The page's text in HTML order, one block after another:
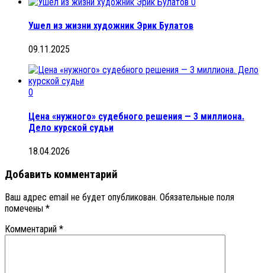
Ушел из жизни художник Эрик Булатов
09.11.2025
0
Цена «нужного» судебного решения — 3 миллиона.
Дело курской судьи
18.04.2026
Добавить комментарий
Ваш адрес email не будет опубликован. Обязательные поля
помечены *
Комментарий *